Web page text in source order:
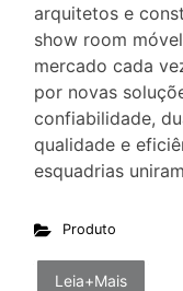
arquitetos e
show room
mercado cada
por novas
confiabilidade,
qualidade e
esquadrias
Produto
Leia+Mais